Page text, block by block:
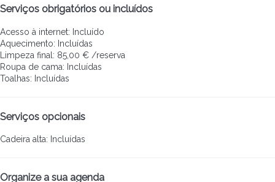
Serviços obrigatórios ou incluídos
Acesso à internet: Incluído
Aquecimento: Incluídas
Limpeza final: 85,00 € /reserva
Roupa de cama: Incluídas
Toalhas: Incluídas
Serviços opcionais
Cadeira alta: Incluídas
Organize a sua agenda